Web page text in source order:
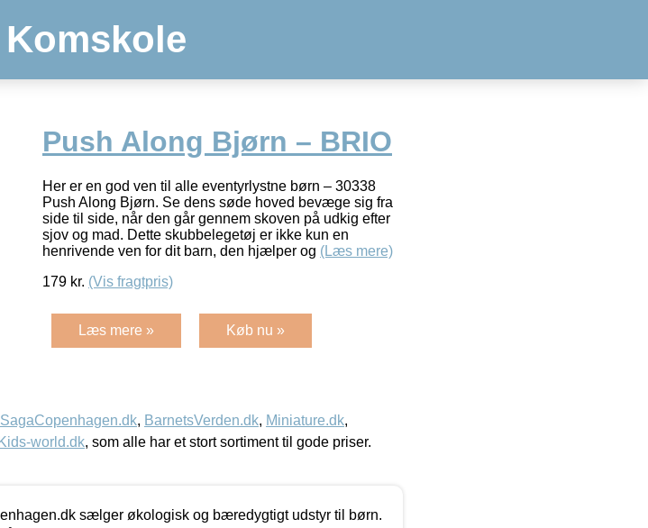
Push Along Bjørn – BRIO
Her er en god ven til alle eventyrlystne børn – 30338
Push Along Bjørn. Se dens søde hoved bevæge sig fra
side til side, når den går gennem skoven på udkig efter
sjov og mad. Dette skubbelegetøj er ikke kun en
henrivende ven for dit barn, den hjælper og (Læs mere)
179 kr. (Vis fragtpris)
Læs mere » Køb nu »
SagaCopenhagen.dk, BarnetsVerden.dk, Miniature.dk,
Kids-world.dk, som alle har et stort sortiment til gode priser.
sælger økologisk og bæredygtigt udstyr til børn.